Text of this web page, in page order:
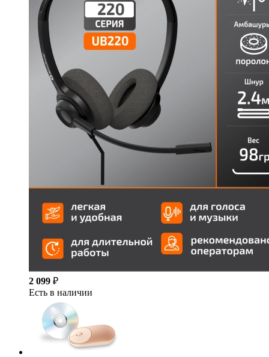
2 099 ₽
Есть в наличии